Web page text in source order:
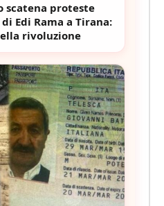
scatena proteste
Edi Rama a Tirana:
rivoluzione